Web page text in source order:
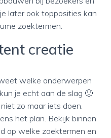
later ook topposities kan
zoektermen.
creatie
welke onderwerpen
je echt aan de slag 🙂
zo maar iets doen.
het plan. Bekijk binnen
op welke zoektermen en